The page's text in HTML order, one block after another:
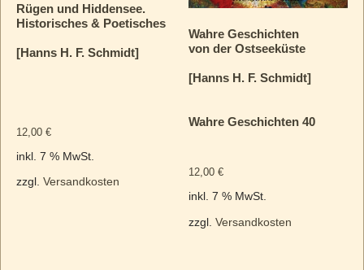
Rügen und Hiddensee.
Historisches & Poetisches
[Hanns H. F. Schmidt]
12,00 €
inkl. 7 % MwSt.
zzgl. Versandkosten
Wahre Geschichten
von der Ostseeküste
[Hanns H. F. Schmidt]
Wahre Geschichten 40
12,00€
inkl. 7 % MwSt.
zzgl.Versandkosten